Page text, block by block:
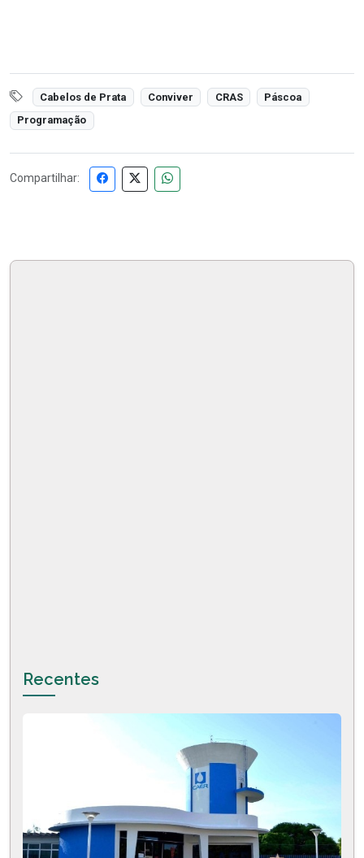
Cabelos de Prata Conviver CRAS
Páscoa
Programação
Compartilhar:
Recentes